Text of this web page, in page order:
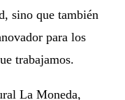
sino que también
para los
trabajamos.
La Moneda,